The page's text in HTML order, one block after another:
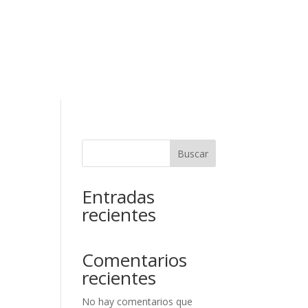
Buscar
Entradas
recientes
Comentarios
recientes
No hay comentarios que